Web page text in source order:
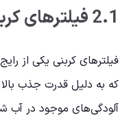
2.1 فیلترهای کربنی
فیلترهای کربنی یکی از
که به دلیل قدرت جذب
آلودگی‌های موجود در آب